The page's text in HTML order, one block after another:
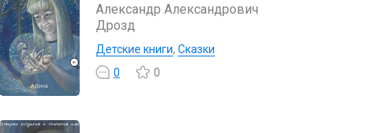
Александр Александрович
Дрозд
Детские книги, Сказки
0
0